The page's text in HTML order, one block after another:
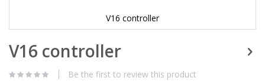
V16 controller
to
the
of
V16 controller
Be the first to review this product